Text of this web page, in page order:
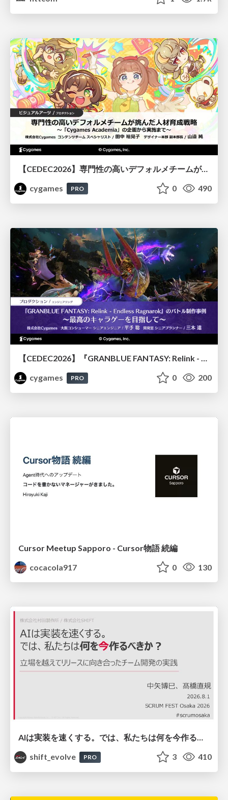
【CEDEC2026】専門性の高いデフォルメチームが挑んだ人材育成戦略 〜Cygames Academiaの企画から実施まで〜
cygames
PRO 0 490
【CEDEC2026】『GRANBLUE FANTASY: Relink - Endless Ragnarok』のバトル制作事例 ～最高のキャラゲーを目指して～
cygames
PRO 0 200
Cursor Meetup Sapporo - Cursor物語 続編
cocacola917
0 130
AIは実装を速くする。では、私たちは何を今作るべきか？－立場を越えてリリースに向き合ったチーム開発の実践 / 20260801 Hiromi Nakaya and Naoki Takahashi
shift_evolve
PRO 3 410